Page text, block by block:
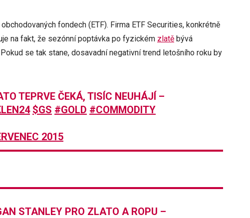
fondech (ETF). Firma ETF Securities, konkrétně
na fakt, že sezónní poptávka po fyzickém zlatě bývá
se tak stane, dosavadní negativní trend letošního roku by
TEPRVE ČEKÁ, TISÍC NEUHÁJÍ –
$GS #GOLD #COMMODITY
2015
STANLEY PRO ZLATO A ROPU –